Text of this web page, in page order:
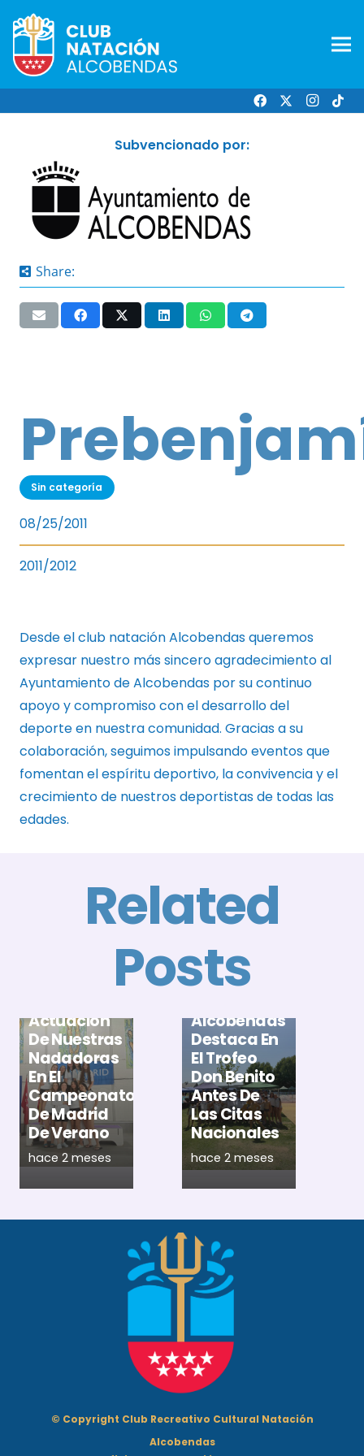
Subvencionado por:
Share:
Sin categoría
08/25/2011
2011/2012
Desde el club natación Alcobendas queremos
expresar nuestro más sincero agradecimiento al
Ayuntamiento de Alcobendas por su continuo
apoyo y compromiso con el desarrollo del
deporte en nuestra comunidad. Gracias a su
colaboración, seguimos impulsando eventos que
fomentan el espíritu deportivo, la convivencia y el
crecimiento de nuestros deportistas de todas las
edades.
Related
Posts
Actuación
De Nuestras
Nadadoras
En El
Campeonato
De Madrid
De Verano
hace 2 meses
El Club
Alcobendas
Destaca En
El Trofeo
Don Benito
Antes De
Las Citas
Nacionales
hace 2 meses
© Copyright Club Recreativo Cultural Natación
Alcobendas